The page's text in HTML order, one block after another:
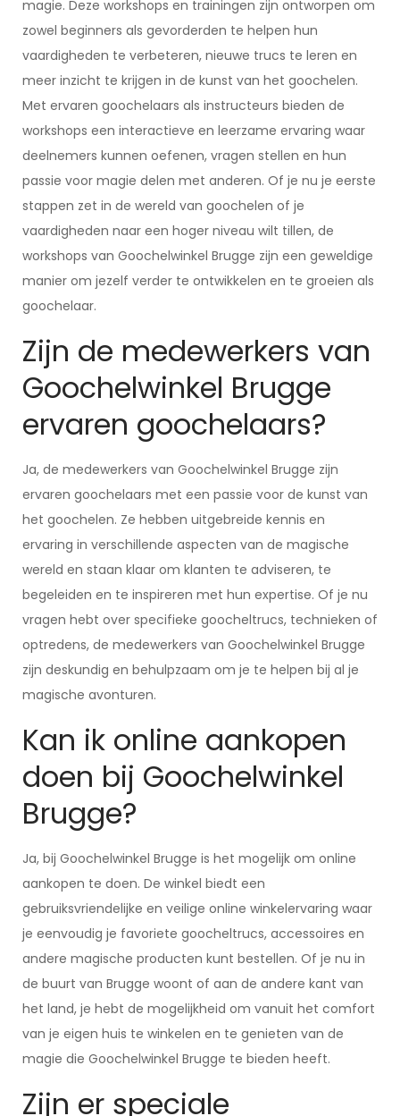
magie. Deze workshops en trainingen zijn ontworpen om
zowel beginners als gevorderden te helpen hun
vaardigheden te verbeteren, nieuwe trucs te leren en
meer inzicht te krijgen in de kunst van het goochelen.
Met ervaren goochelaars als instructeurs bieden de
workshops een interactieve en leerzame ervaring waar
deelnemers kunnen oefenen, vragen stellen en hun
passie voor magie delen met anderen. Of je nu je eerste
stappen zet in de wereld van goochelen of je
vaardigheden naar een hoger niveau wilt tillen, de
workshops van Goochelwinkel Brugge zijn een geweldige
manier om jezelf verder te ontwikkelen en te groeien als
goochelaar.
Zijn de medewerkers van
Goochelwinkel Brugge
ervaren goochelaars?
Ja, de medewerkers van Goochelwinkel Brugge zijn
ervaren goochelaars met een passie voor de kunst van
het goochelen. Ze hebben uitgebreide kennis en
ervaring in verschillende aspecten van de magische
wereld en staan klaar om klanten te adviseren, te
begeleiden en te inspireren met hun expertise. Of je nu
vragen hebt over specifieke goocheltrucs, technieken of
optredens, de medewerkers van Goochelwinkel Brugge
zijn deskundig en behulpzaam om je te helpen bij al je
magische avonturen.
Kan ik online aankopen
doen bij Goochelwinkel
Brugge?
Ja, bij Goochelwinkel Brugge is het mogelijk om online
aankopen te doen. De winkel biedt een
gebruiksvriendelijke en veilige online winkelervaring waar
je eenvoudig je favoriete goocheltrucs, accessoires en
andere magische producten kunt bestellen. Of je nu in
de buurt van Brugge woont of aan de andere kant van
het land, je hebt de mogelijkheid om vanuit het comfort
van je eigen huis te winkelen en te genieten van de
magie die Goochelwinkel Brugge te bieden heeft.
Zijn er speciale